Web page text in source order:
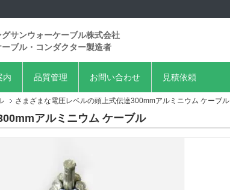
グサンウォーケーブル株式会社
ーブル・コンダクター製造者
内 品質管理 お問い合わせ 見積依頼
さまざまな電圧レベルの頭上式伝達300mmアルミニウム ケーブル
アルミニウム ケーブル